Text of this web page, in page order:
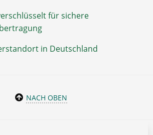
für sichere
in Deutschland
NACH OBEN